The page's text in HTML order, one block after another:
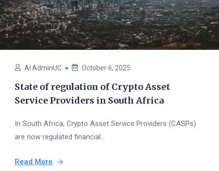
AI AdminUC October 6, 2025
State of regulation of Crypto Asset
Service Providers in South Africa
In South Africa, Crypto Asset Service Providers (CASPs)
are now regulated financial...
Read More